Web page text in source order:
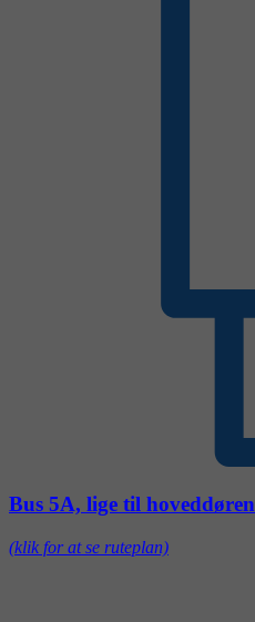
Bus 5A, lige til hoveddøren
(klik for at se ruteplan)